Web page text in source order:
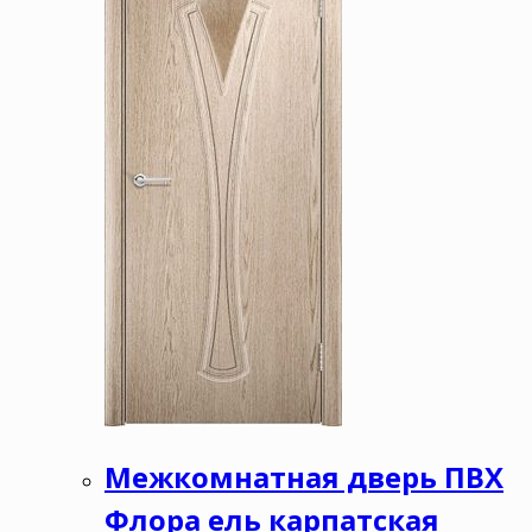
Межкомнатная дверь ПВХ
Флора ель карпатская